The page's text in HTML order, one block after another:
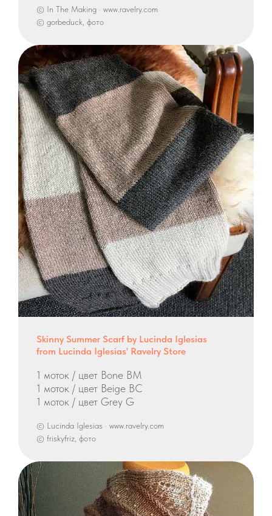
© In The Making · www.ravelry.com
© gorbeduck, фото
Skinny Summer Scarf by Lucinda Iglesias
from Lucinda Iglesias' Ravelry Store
1 моток / цвет Bone BM
1 моток / цвет Beige BC
1 моток / цвет Grey G
© Lucinda Iglesias · www.ravelry.com
© friskyfriz, фото